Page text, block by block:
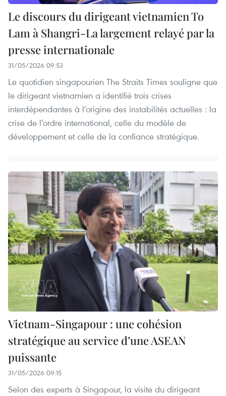
Le discours du dirigeant vietnamien To
Lam à Shangri-La largement relayé par la
presse internationale
31/05/2026 09:53
Le quotidien singapourien The Straits Times souligne que
le dirigeant vietnamien a identifié trois crises
interdépendantes à l’origine des instabilités actuelles : la
crise de l’ordre international, celle du modèle de
développement et celle de la confiance stratégique.
Vietnam-Singapour : une cohésion
stratégique au service d’une ASEAN
puissante
31/05/2026 09:15
Selon des experts à Singapour, la visite du dirigeant